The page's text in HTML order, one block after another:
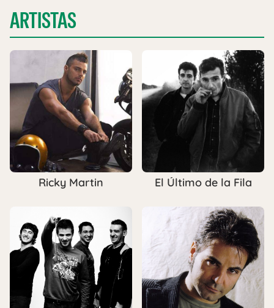
ARTISTAS
Ricky Martin El Último de la Fila